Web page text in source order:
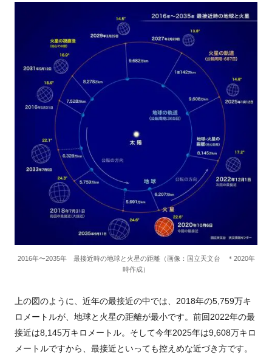
2016年〜2035年 最接近時の地球と火星の距離（画像：国立天文台 ＊2020年
時作成）
上の図のように、近年の最接近の中では、 2018年の5,759万キ
ロメートルが、 地球と火星の距離が最小です。前回2022年の最
接近は8,145万キロメートル。そして今年2025年は9,608万キロ
メートルですから、最接近といっても控えめな近づき方です。